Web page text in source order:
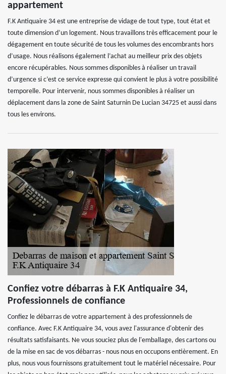
appartement
F.K Antiquaire 34 est une entreprise de vidage de tout type, tout état et
toute dimension d’un logement. Nous travaillons très efficacement pour le
dégagement en toute sécurité de tous les volumes des encombrants hors
d’usage. Nous réalisons également l’achat au meilleur prix des objets
encore récupérables. Nous sommes disponibles à réaliser un travail
d’urgence si c’est ce service expresse qui convient le plus à votre possibilité
temporelle. Pour intervenir, nous sommes disponibles à réaliser un
déplacement dans la zone de Saint Saturnin De Lucian 34725 et aussi dans
tous les environs.
Confiez votre débarras à F.K Antiquaire 34,
Professionnels de confiance
Confiez le débarras de votre appartement à des professionnels de
confiance. Avec F.K Antiquaire 34, vous avez l'assurance d'obtenir des
résultats satisfaisants. Ne vous souciez plus de l'emballage, des cartons ou
de la mise en sac de vos débarras - nous nous en occupons entièrement. En
plus, nous vous fournissons gratuitement tout le matériel nécessaire. Pour